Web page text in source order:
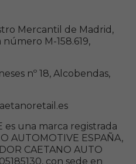
Mercantil de Madrid,
M-158.619,
nº 18, Alcobendas,
es una marca registrada
AUTOMOTIVE ESPAÑA,
CAETANO AUTO
con sede en